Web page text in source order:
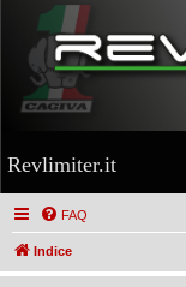
Revlimiter.it
FAQ
Indice